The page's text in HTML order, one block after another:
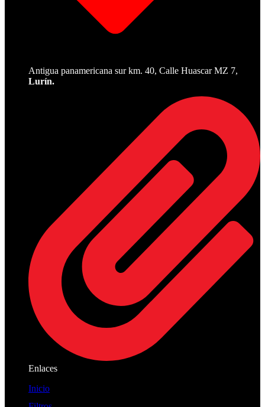
Antigua panamericana sur km. 40, Calle Huascar MZ 7,
Lurín.
Enlaces
Inicio